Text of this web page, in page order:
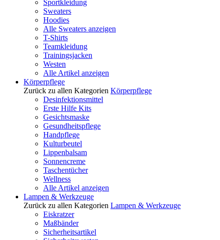
Sportkleidung
Sweaters
Hoodies
Alle Sweaters anzeigen
T-Shirts
Teamkleidung
Trainingsjacken
Westen
Alle Artikel anzeigen
Körperpflege
Zurück zu allen Kategorien Körperpflege
Desinfektionsmittel
Erste Hilfe Kits
Gesichtsmaske
Gesundheitspflege
Handpflege
Kulturbeutel
Lippenbalsam
Sonnencreme
Taschentücher
Wellness
Alle Artikel anzeigen
Lampen & Werkzeuge
Zurück zu allen Kategorien Lampen & Werkzeuge
Eiskratzer
Maßbänder
Sicherheitsartikel